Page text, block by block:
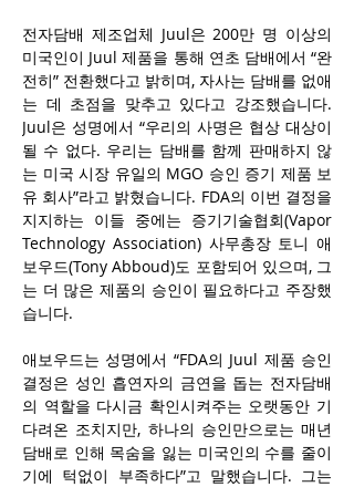
전자담배 제조업체 Juul은 200만 명 이상의
미국인이 Juul 제품을 통해 연초 담배에서 “완
전히” 전환했다고 밝히며, 자사는 담배를 없애
는 데 초점을 맞추고 있다고 강조했습니다.
Juul은 성명에서 “우리의 사명은 협상 대상이
될 수 없다. 우리는 담배를 함께 판매하지 않
는 미국 시장 유일의 MGO 승인 증기 제품 보
유 회사”라고 밝혔습니다. FDA의 이번 결정을
지지하는 이들 중에는 증기기술협회(Vapor
Technology Association) 사무총장 토니 애
보우드(Tony Abboud)도 포함되어 있으며, 그
는 더 많은 제품의 승인이 필요하다고 주장했
습니다.
애보우드는 성명에서 “FDA의 Juul 제품 승인
결정은 성인 흡연자의 금연을 돕는 전자담배
의 역할을 다시금 확인시켜주는 오랫동안 기
다려온 조치지만, 하나의 승인만으로는 매년
담배로 인해 목숨을 잃는 미국인의 수를 줄이
기에 턱없이 부족하다”고 말했습니다. 그는